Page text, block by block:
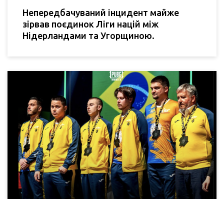
Непередбачуваний інцидент майже
зірвав поєдинок Ліги націй між
Нідерландами та Угорщиною.